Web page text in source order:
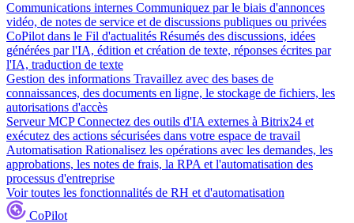
Communications internes Communiquez par le biais d'annonces
vidéo, de notes de service et de discussions publiques ou privées
CoPilot dans le Fil d'actualités Résumés des discussions, idées
générées par l'IA, édition et création de texte, réponses écrites par
l'IA, traduction de texte
Gestion des informations Travaillez avec des bases de
connaissances, des documents en ligne, le stockage de fichiers, les
autorisations d'accès
Serveur MCP Connectez des outils d'IA externes à Bitrix24 et
exécutez des actions sécurisées dans votre espace de travail
Automatisation Rationalisez les opérations avec les demandes, les
approbations, les notes de frais, la RPA et l'automatisation des
processus d'entreprise
Voir toutes les fonctionnalités de RH et d'automatisation
CoPilot